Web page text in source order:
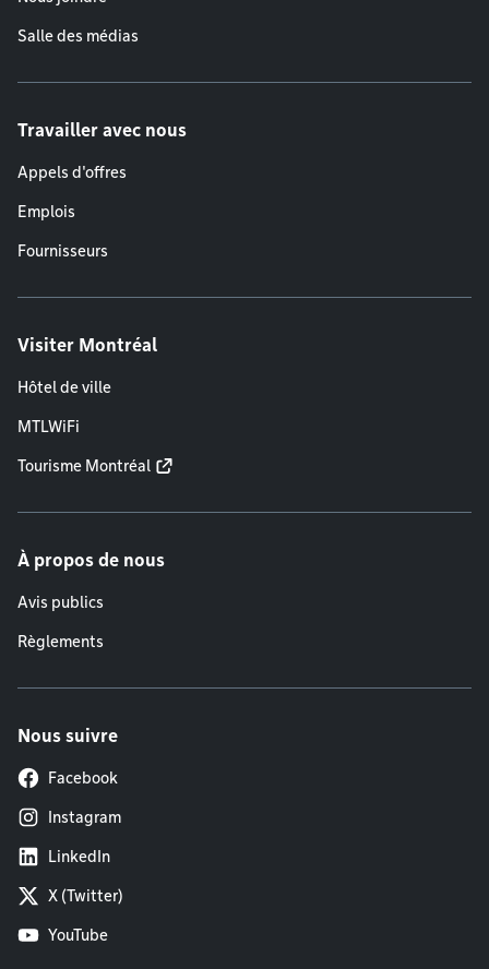
Salle des médias
Travailler avec nous
Appels d'offres
Emplois
Fournisseurs
Visiter Montréal
Hôtel de ville
MTLWiFi
Tourisme Montréal
À propos de nous
Avis publics
Règlements
Nous suivre
Facebook
Instagram
LinkedIn
X (Twitter)
YouTube